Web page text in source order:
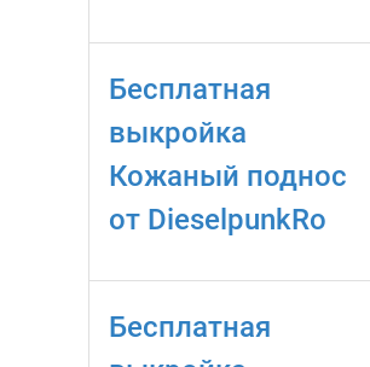
Бесплатная
выкройка
Кожаный поднос
от DieselpunkRo
Бесплатная